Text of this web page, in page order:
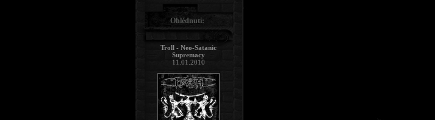
Ohlédnutí:
Troll - Neo-Satanic
Supremacy
11.01.2010